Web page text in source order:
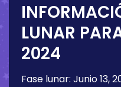
LUNAR
2024
Fase lunar: Junio 13,